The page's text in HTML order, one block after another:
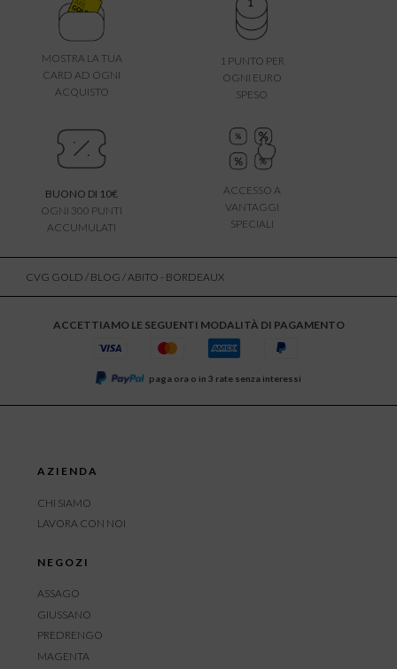
MOSTRA LA TUA
CARD AD OGNI
ACQUISTO
1 PUNTO PER
OGNI EURO
SPESO
BUONO DI 10€
OGNI 300 PUNTI
ACCUMULATI
ACCESSO A
VANTAGGI
SPECIALI
CVG GOLD / BLOG / ABITO - BORDEAUX
ACCETTIAMO LE SEGUENTI MODALITÀ DI PAGAMENTO
paga ora o in 3 rate senza interessi
AZIENDA
CHI SIAMO
LAVORA CON NOI
NEGOZI
ASSAGO
GIUSSANO
PREDRENGO
MAGENTA